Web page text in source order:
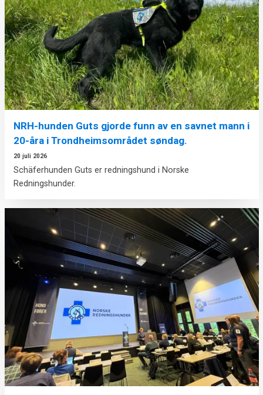
NRH-hunden Guts gjorde funn av en savnet mann i
20-åra i Trondheimsområdet søndag.
20 juli 2026
Schäferhunden Guts er redningshund i Norske
Redningshunder.